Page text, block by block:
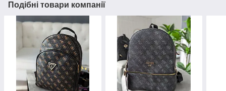
Подібні товари компанії